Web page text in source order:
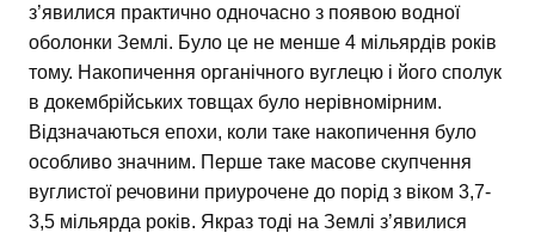
з’явилися практично одночасно з появою водної
оболонки Землі. Було це не менше 4 мільярдів років
тому. Накопичення органічного вуглецю і його сполук
в докембрійських товщах було нерівномірним.
Відзначаються епохи, коли таке накопичення було
особливо значним. Перше таке масове скупчення
вуглистої речовини приурочене до порід з віком 3,7-
3,5 мільярда років. Якраз тоді на Землі з’явилися